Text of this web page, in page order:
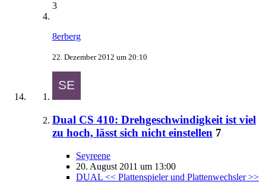
3
8erberg
22. Dezember 2012 um 20:10
Dual CS 410: Drehgeschwindigkeit ist viel
zu hoch, lässt sich nicht einstellen 7
Seyreene
20. August 2011 um 13:00
DUAL << Plattenspieler und Plattenwechsler >>